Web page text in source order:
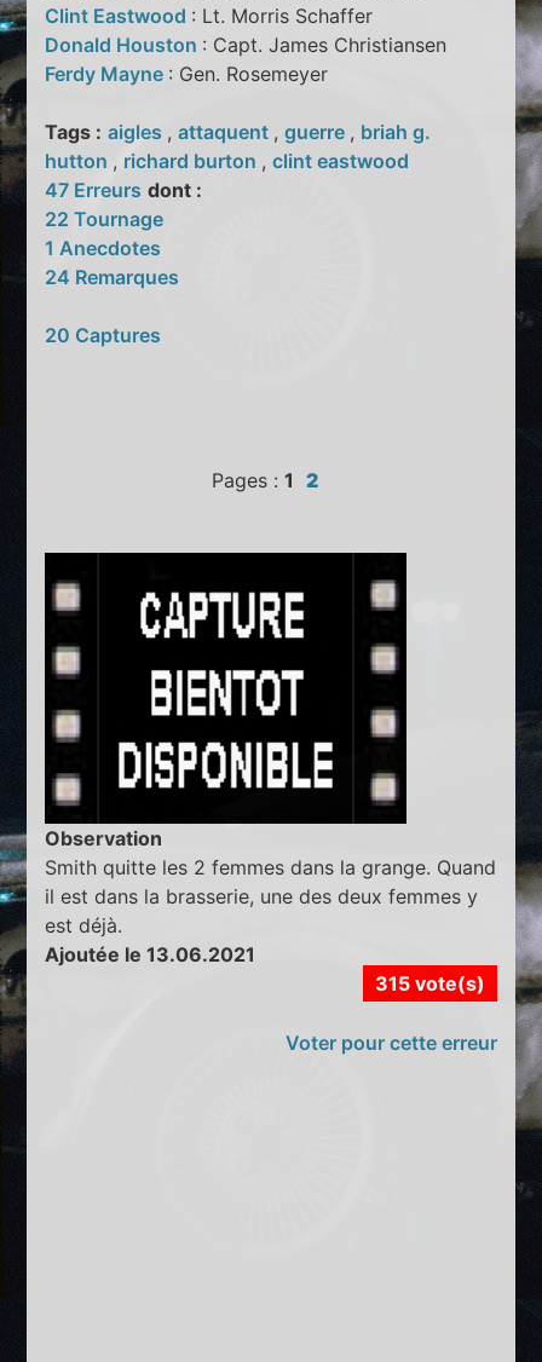
Clint Eastwood : Lt. Morris Schaffer
Donald Houston : Capt. James Christiansen
Ferdy Mayne : Gen. Rosemeyer
Tags : aigles ,attaquent ,guerre , briah g.
hutton , richard burton ,clint eastwood
47 Erreurs dont :
22 Tournage
1 Anecdotes
24 Remarques
20 Captures
Pages : 1 2
Observation
Smith quitte les 2 femmes dans la grange. Quand
il est dans la brasserie, une des deux femmes y
est déjà.
Ajoutée le 13.06.2021
315 vote(s)
Voter pour cette erreur